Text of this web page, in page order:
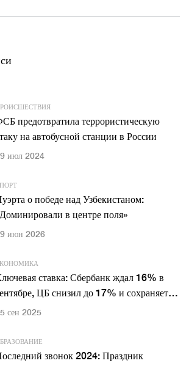
предотвратила террористическую
на автобусной станции в России
июл 2024
о победе над Узбекистаном:
в центре поля»
июн 2026
ставка: Сбербанк ждал 16% в
ЦБ снизил до 17% и сохраняет
курс
сен 2025
звонок 2024: Праздник